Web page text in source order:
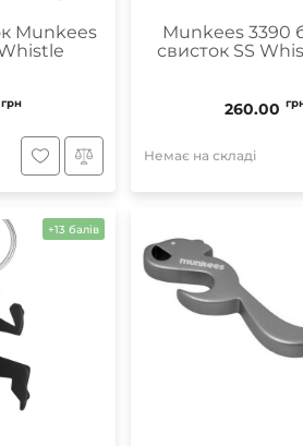
Munkees
грн
Munkees 3390
свисток SS
260.00
Немає на складі
+13 балів